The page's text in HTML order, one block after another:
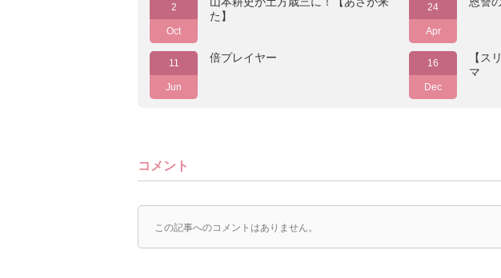
2
Oct
た】
24
Apr
11
Jun
倍プレイヤー 16
Dec
【ス
マ
コメント
この記事へのコメントはありません。